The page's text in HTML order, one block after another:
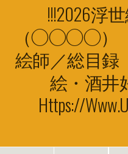
!!!2026浮
（◯◯◯◯）
絵師／総目
絵・酒井
Https://